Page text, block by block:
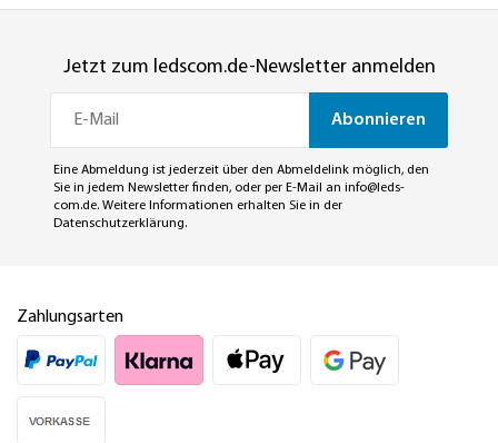
Jetzt zum ledscom.de-Newsletter anmelden
Abonnieren
Eine Abmeldung ist jederzeit über den Abmeldelink möglich, den
Sie in jedem Newsletter finden, oder per E-Mail an info@leds-
com.de. Weitere Informationen erhalten Sie in der
Datenschutzerklärung.
Zahlungsarten